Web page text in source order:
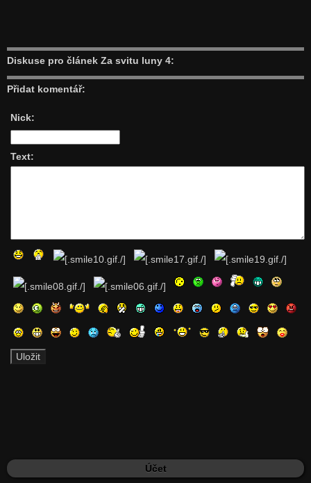
Diskuse pro článek Za svitu luny 4:
Přidat komentář:
Nick:
Text:
Účet